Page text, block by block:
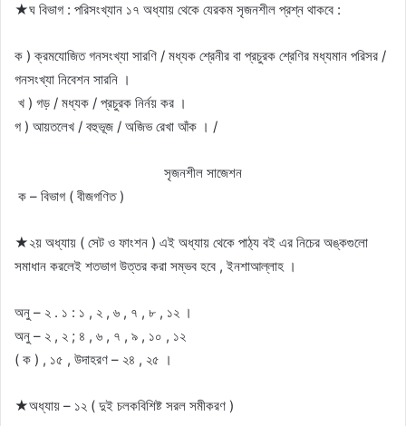
★ঘ বিভাগ : পরিসংখ্যান ১৭ অধ্যায় থেকে যেরকম সৃজনশীল প্রশ্ন থাকবে :
ক ) ক্রমযােজিত গনসংখ্যা সারণি / মধ্যক শ্রেনীর বা প্রচুরক শ্রেণির মধ্যমান পরিসর /
গনসংখ্যা নিবেশন সারনি ।
খ ) গড় / মধ্যক / প্রচুরক নির্নয় কর ।
গ ) আয়তলেখ / বহুভূজ / অজিভ রেখা আঁক । /
সৃজনশীল সাজেশন
ক – বিভাগ ( বীজগণিত )
★২য় অধ্যায় ( সেট ও ফাংশন ) এই অধ্যায় থেকে পাঠ্য বই এর নিচের অঙ্কগুলাে
সমাধান করলেই শতভাগ উত্তর করা সম্ভব হবে , ইনশাআল্লাহ ।
অনু – ২ . ১ : ১ , ২ , ৬ , ৭ , ৮ , ১২ ।
অনু – ২ , ২ ; ৪ , ৬ , ৭ , ৯ , ১০ , ১২
( ক ) , ১৫ , উদাহরণ – ২৪ , ২৫ ।
★অধ্যায় – ১২ ( দুই চলকবিশিষ্ট সরল সমীকরণ )